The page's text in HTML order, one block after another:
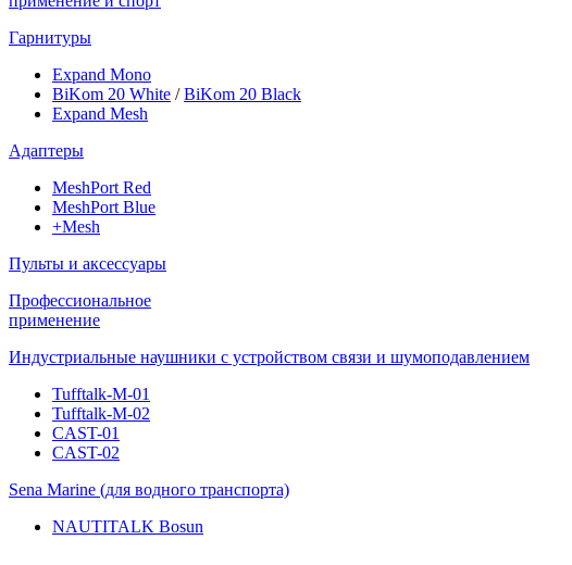
Гарнитуры
Expand Mono
BiKom 20 White /BiKom 20 Black
Expand Mesh
Адаптеры
MeshPort Red
MeshPort Blue
+Mesh
Пульты и аксессуары
Профессиональное
применение
Индустриальные наушники с устройством связи и шумоподавлением
Tufftalk-M-01
Tufftalk-M-02
CAST-01
CAST-02
Sena Marine (для водного транспорта)
NAUTITALK Bosun